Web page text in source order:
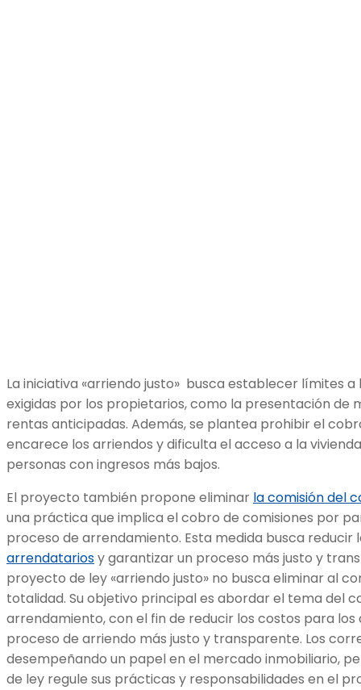
La iniciativa «arriendo justo» busca establecer límites
exigidas por los propietarios, como la presentación de
rentas anticipadas. Además, se plantea prohibir el
encarece los arriendos y dificulta el acceso a la
personas con ingresos más bajos.
El proyecto también propone eliminar la comisión del
una práctica que implica el cobro de comisiones por
proceso de arrendamiento. Esta medida busca reducir
arrendatariosy garantizar un proceso más justo y
proyecto de ley «arriendo justo» no busca eliminar al
totalidad. Su objetivo principal es abordar el tema del
arrendamiento, con el fin de reducir los costos para
proceso de arriendo más justo y transparente. Los
desempeñando un papel en el mercado inmobiliario,
de ley regule sus prácticas y responsabilidades en el